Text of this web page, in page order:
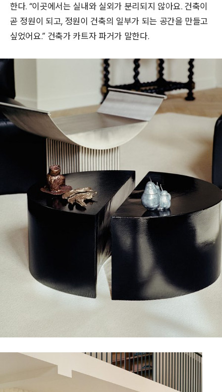
한다. “이곳에서는 실내와 실외가 분리되지 않아요. 건축이
곧 정원이 되고, 정원이 건축의 일부가 되는 공간을 만들고
싶었어요.” 건축가 카트자 파거가 말한다.